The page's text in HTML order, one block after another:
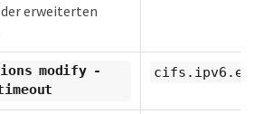
der erweiterten
modify -